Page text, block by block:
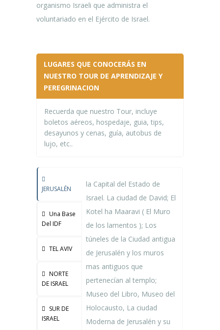
organismo Israeli que administra el
voluntariado en el Ejército de Israel.
LUGARES QUE CONOCERÁS EN
NUESTRO TOUR DE APRENDIZAJE Y
PEREGRINACION
Recuerda que nuestro Tour, incluye
boletos aéreos, hospedaje, guia, tips,
desayunos y cenas, guía, autobus de
lujo, etc..
JERUSALÉN
Una Base
Del IDF
TEL AVIV
NORTE
DE ISRAEL
SUR DE
ISRAEL
la Capital del Estado de
Israel. La ciudad de David; El
Kotel ha Maaravi ( El Muro
de los lamentos ); Los
túneles de la Ciudad antigua
de Jerusalén y los muros
mas antiguos que
pertenecían al templo;
Museo del Libro, Museo del
Holocausto, La ciudad
Moderna de Jerusalén y su